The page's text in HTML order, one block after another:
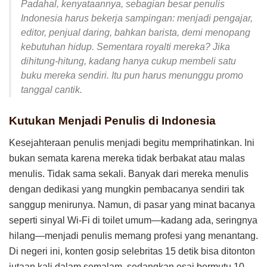
Padahal, kenyataannya, sebagian besar penulis
Indonesia harus bekerja sampingan: menjadi pengajar,
editor, penjual daring, bahkan barista, demi menopang
kebutuhan hidup. Sementara royalti mereka? Jika
dihitung-hitung, kadang hanya cukup membeli satu
buku mereka sendiri. Itu pun harus menunggu promo
tanggal cantik.
Kutukan Menjadi Penulis di Indonesia
Kesejahteraan penulis menjadi begitu memprihatinkan. Ini
bukan semata karena mereka tidak berbakat atau malas
menulis. Tidak sama sekali. Banyak dari mereka menulis
dengan dedikasi yang mungkin pembacanya sendiri tak
sanggup menirunya. Namun, di pasar yang minat bacanya
seperti sinyal Wi-Fi di toilet umum—kadang ada, seringnya
hilang—menjadi penulis memang profesi yang menantang.
Di negeri ini, konten gosip selebritas 15 detik bisa ditonton